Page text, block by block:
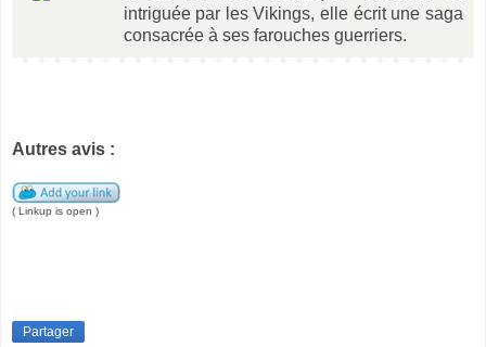
intriguée par les Vikings, elle écrit une saga
consacrée à ses farouches guerriers.
Autres avis :
( Linkup is open )
Partager